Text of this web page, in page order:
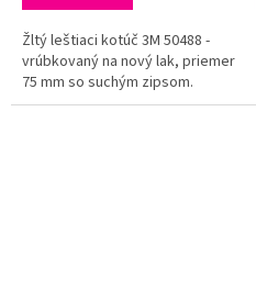
Žltý leštiaci kotúč 3M 50488 -
vrúbkovaný na nový lak, priemer
75 mm so suchým zipsom.